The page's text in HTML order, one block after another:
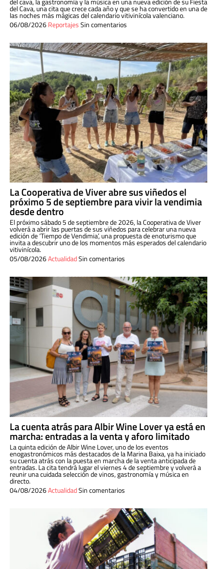
del Cava, una cita que crece cada año y que se ha convertido en una de
las noches más mágicas del calendario vitivinícola valenciano.
06/08/2026ReportajesSin comentarios
La Cooperativa de Viver abre sus viñedos el
próximo 5 de septiembre para vivir la vendimia
desde dentro
El próximo sábado 5 de septiembre de 2026, la Cooperativa de Viver
volverá a abrir las puertas de sus viñedos para celebrar una nueva
edición de ‘Tiempo de Vendimia’, una propuesta de enoturismo que
invita a descubrir uno de los momentos más esperados del calendario
vitivinícola.
05/08/2026ActualidadSin comentarios
La cuenta atrás para Albir Wine Lover ya está en
marcha: entradas a la venta y aforo limitado
La quinta edición de Albir Wine Lover, uno de los eventos
enogastronómicos más destacados de la Marina Baixa, ya ha iniciado
su cuenta atrás con la puesta en marcha de la venta anticipada de
entradas. La cita tendrá lugar el viernes 4 de septiembre y volverá a
reunir una cuidada selección de vinos, gastronomía y música en
directo.
04/08/2026ActualidadSin comentarios